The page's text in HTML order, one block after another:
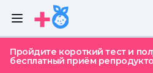
Пройдите короткий тест и
бесплатный приём